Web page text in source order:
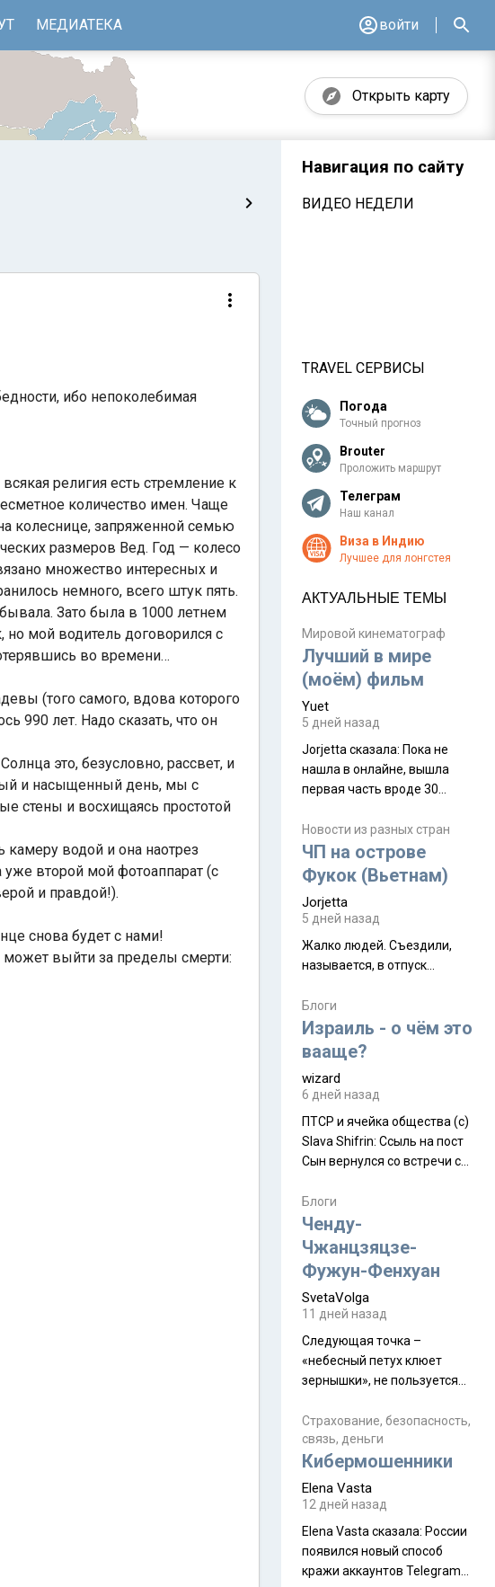
МЕДИАТЕКА войти
Открыть карту
ибо непоколебимая
религия есть стремление к
количество имен. Чаще
колеснице, запряженной семью
размеров Вед. Год — колесо
множество интересных и
немного, всего штук пять.
Зато была в 1000 летнем
мой водитель договорился с
во времени…
(того самого, вдова которого
990 лет. Надо сказать, что он
это, безусловно, рассвет, и
и насыщенный день, мы с
стены и восхищаясь простотой
камеру водой и она наотрез
уже второй мой фотоаппарат (с
и правдой!).
снова будет с нами!
может выйти за пределы смерти:
Навигация по сайту
ВИДЕО НЕДЕЛИ
TRAVEL СЕРВИСЫ
Погода
Точный прогноз
Brouter
Проложить маршрут
Телеграм
Наш канал
Виза в Индию
Лучшее для лонгстея
АКТУАЛЬНЫЕ ТЕМЫ
Мировой кинематограф
Лучший в мире
(моём) фильм
Yuet
5 дней назад
Jorjetta сказалa: Пока не
нашла в онлайне, вышла
первая часть вроде 30
Дивали 8 ноября.
Новости из разных стран
ЧП на острове
Фукок (Вьетнам)
Jorjetta
5 дней назад
Жалко людей. Съездили,
называется, в отпуск...
Блоги
Израиль - о чём это
вааще?
wizard
6 дней назад
ПТСР и ячейка общества (с)
Slava Shifrin: Ссыль на пост
Сын вернулся со встречи с
уже, как демобилизовались,
а продолжают встречаться
почти каждую неделю) и с
порога сообщил: "Эйтан
разводится!" Эйтан -
мальчик из религиозной
семьи, из тех, кого называют
"вязаные кипы". С 2022-го
Блоги
Ченду-
Чжанцзяцзе-
Фужун-Фенхуан
SvetaVolga
11 дней назад
Следующая точка –
«небесный петух клюет
зернышки», не пользуется
заслужено, и чтобы попасть
на начало тропы показали
водителю карту, иначе
Пошли туда, потому что я
отзывов. По мне – сплошная
физуха, долгий спуск, потом
подъем по этому же пути.
Страхование, безопасность,
связь, деньги
Кибермошенники
Elena Vasta
12 дней назад
Elena Vasta сказалa: России
появился новый способ
кражи аккаунтов Telegram